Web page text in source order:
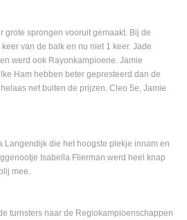
grote sprongen vooruit gemaakt. Bij de
van de balk en nu niet 1 keer. Jade
werd ook Rayonkampioene. Jamie
Ham hebben beter gepresteerd dan de
net buiten de prijzen. Cleo 5e, Jamie
Langendijk die het hoogste plekje innam en
Isabella Flierman werd heel knap
mee.
turnsters naar de Regiokampioenschappen